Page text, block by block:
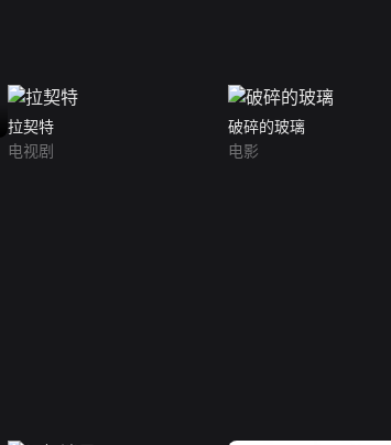
拉契特
电视剧
破碎的玻璃
电影